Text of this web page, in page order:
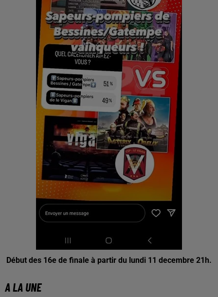
Début des 16e de finale à partir du lundi 11 decembre 21h.
A LA UNE